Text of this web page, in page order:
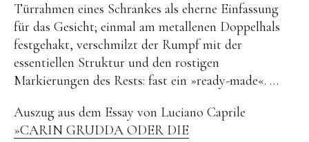
Assemblagen
Collagen
Skizzen
Texte zum Werk
Public Works
Türrahmen eines Schrankes als eherne Einfassung
für das Gesicht; einmal am metallenen Doppelhals
festgehakt, verschmilzt der Rumpf mit der
essentiellen Struktur und den rostigen
Markierungen des Rests: fast ein »ready-made«. …
Auszug aus dem Essay von Luciano Caprile
»CARIN GRUDDA ODER DIE